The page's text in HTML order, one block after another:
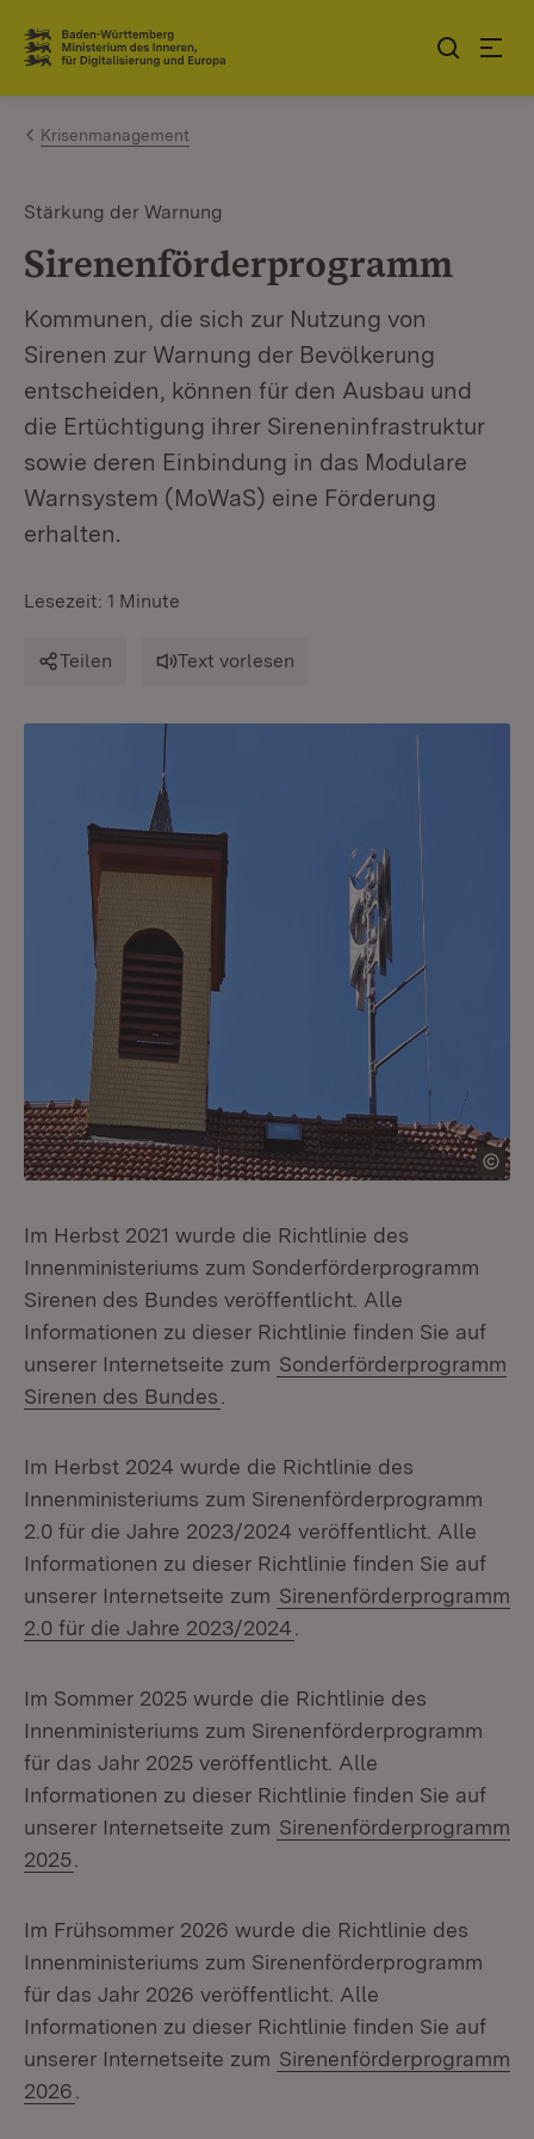
Zum Inhalt springen
Link zur Startseite
Krisenmanagement
Stärkung der Warnung
Sirenenförderprogramm
Kommunen, die sich zur Nutzung von
Sirenen zur Warnung der Bevölkerung
entscheiden, können für den Ausbau und
die Ertüchtigung ihrer Sireneninfrastruktur
sowie deren Einbindung in das Modulare
Warnsystem (MoWaS) eine Förderung
erhalten.
Lesezeit: 1 Minute
Teilen Text vorlesen
Im Herbst 2021 wurde die Richtlinie des
Innenministeriums zum Sonderförderprogramm
Sirenen des Bundes veröffentlicht. Alle
Informationen zu dieser Richtlinie finden Sie auf
unserer Internetseite zum Sonderförderprogramm
Sirenen des Bundes
Im Herbst 2024 wurde die Richtlinie des
Innenministeriums zum Sirenenförderprogramm
2.0 für die Jahre 2023/2024 veröffentlicht. Alle
Informationen zu dieser Richtlinie finden Sie auf
unserer Internetseite zum Sirenenförderprogramm
2.0 für die Jahre 2023/2024
Im Sommer 2025 wurde die Richtlinie des
Innenministeriums zum Sirenenförderprogramm
für das Jahr 2025 veröffentlicht. Alle
Informationen zu dieser Richtlinie finden Sie auf
unserer Internetseite zum Sirenenförderprogramm
2025
Im Frühsommer 2026 wurde die Richtlinie des
Innenministeriums zum Sirenenförderprogramm
für das Jahr 2026 veröffentlicht. Alle
Informationen zu dieser Richtlinie finden Sie auf
unserer Internetseite zum Sirenenförderprogramm
2026